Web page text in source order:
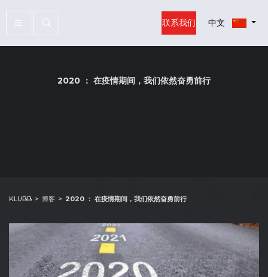
联系我们 中文
2020 ： 在疫情期间，我们依然奋勇前行
KLUBB 博客 2020 ： 在疫情期间，我们依然奋勇前行